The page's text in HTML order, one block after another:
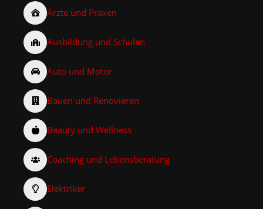
Ärzte und Praxen
Ausbildung und Schulen
Auto und Motor
Bauen und Renovieren
Beauty und Wellness
Coaching und Lebensberatung
Elektriker